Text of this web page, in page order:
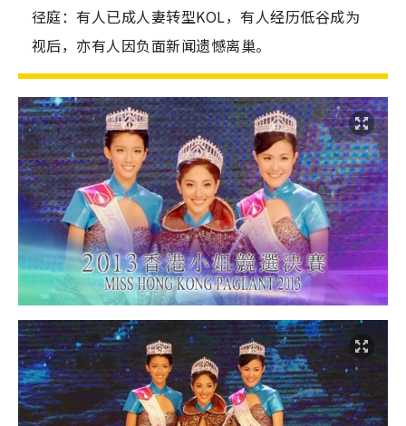
径庭：有人已成人妻转型KOL，有人经历低谷成为
视后，亦有人因负面新闻遗憾离巢。